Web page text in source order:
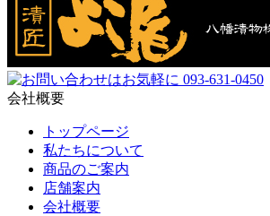
会社概要
トップページ
私たちについて
商品のご案内
店舗案内
会社概要